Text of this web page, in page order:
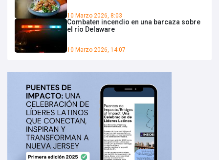
10 Marzo 2026, 8:03
Combaten incendio en una barcaza sobre
el río Delaware
10 Marzo 2026, 14:07